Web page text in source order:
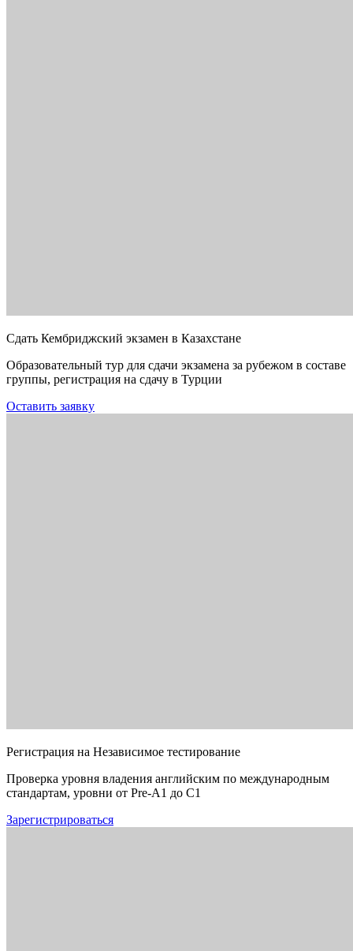
Сдать Кембриджский экзамен в Казахстане
Образовательный тур для сдачи экзамена за рубежом в составе
группы, регистрация на сдачу в Турции
Оставить заявку
Регистрация на Независимое тестирование
Проверка уровня владения английским по международным
стандартам, уровни от Pre-A1 до C1
Зарегистрироваться